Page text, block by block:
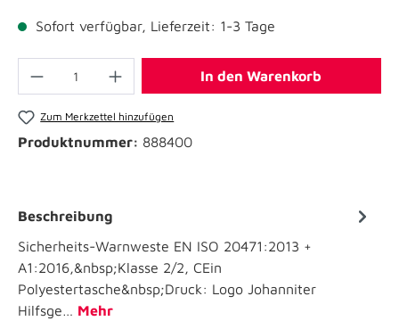
Sofort verfügbar, Lieferzeit: 1-3 Tage
In den Warenkorb
Zum Merkzettel hinzufügen
Produktnummer: 888400
Beschreibung
Sicherheits-Warnweste EN ISO 20471:2013 +
A1:2016,&nbsp;Klasse 2/2, CEin
Polyestertasche&nbsp;Druck: Logo Johanniter
Hilfsge… Mehr